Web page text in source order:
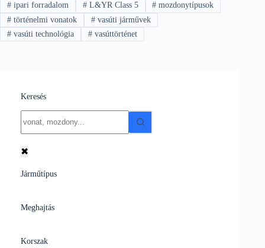
#ipari forradalom #L&YR Class 5 # mozdonytípusok
#történelmi vonatok #vasúti járművek
#vasúti technológia #vasúttörténet
Keresés
results
✖
Járműtípus
Meghajtás
Korszak